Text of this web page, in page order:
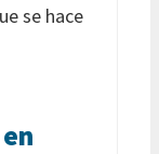
se hace